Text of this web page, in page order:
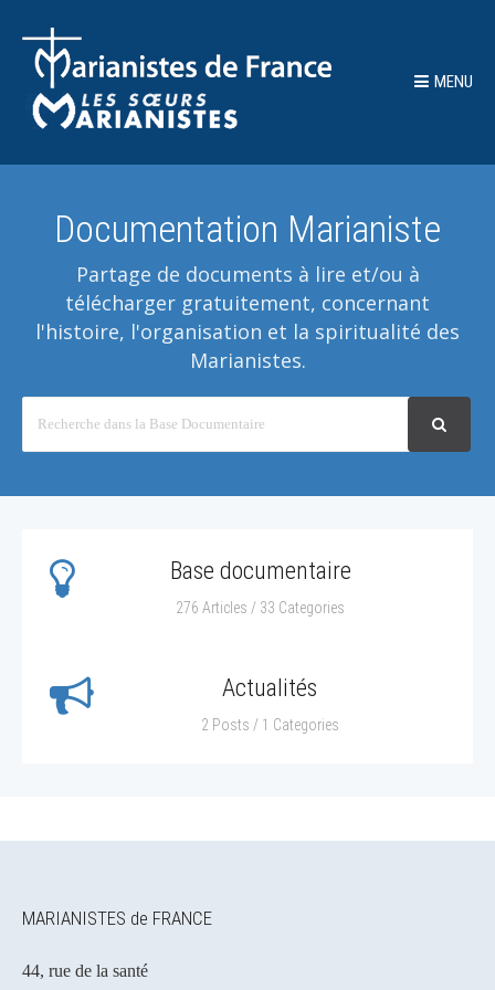
MENU
Documentation Marianiste
Partage de documents à lire et/ou à
télécharger gratuitement, concernant
l'histoire, l'organisation et la spiritualité des
Marianistes.
Base documentaire
276 Articles / 33 Categories
Actualités
2 Posts / 1 Categories
MARIANISTES de FRANCE
44, rue de la santé